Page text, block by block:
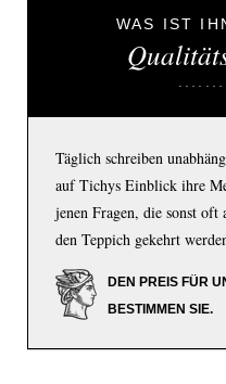
WAS IST
Täglich schreiben
auf Tichys Einblick ihre
jenen Fragen, die sonst
den Teppich gekehrt
DEN PREIS FÜR
BESTIMMEN SIE.